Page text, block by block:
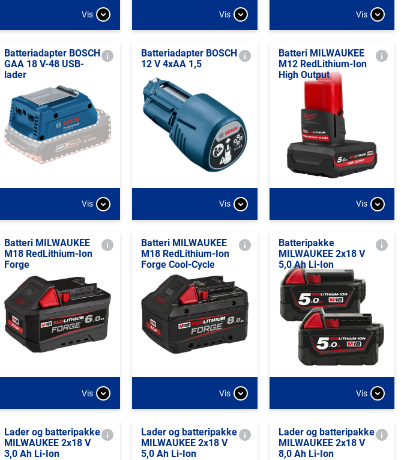
Vis Vis Vis
Batteriadapter BOSCH
GAA 18 V-48 USB-
lader
Vis
Batteriadapter BOSCH
12 V 4xAA 1,5
Vis
Batteri MILWAUKEE
M12 RedLithium-Ion
High Output
Vis
Batteri MILWAUKEE
M18 RedLithium-Ion
Forge
Vis
Batteri MILWAUKEE
M18 RedLithium-Ion
Forge Cool-Cycle
Vis
Batteripakke
MILWAUKEE 2x18 V
5,0 Ah Li-Ion
Vis
Lader og batteripakke
MILWAUKEE 2x18 V
3,0 Ah Li-Ion
Lader og batteripakke
MILWAUKEE 2x18 V
5,0 Ah Li-Ion
Lader og batteripakke
MILWAUKEE 2x18 V
8,0 Ah Li-Ion